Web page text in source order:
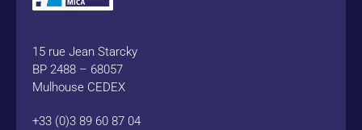
15 rue Jean Starcky
BP 2488 – 68057
Mulhouse CEDEX
+33 (0)3 89 60 87 04